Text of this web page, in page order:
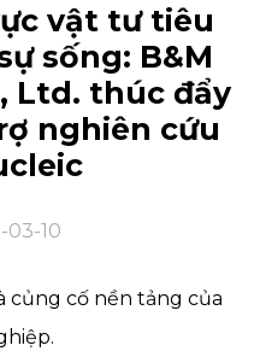
vật tư tiêu
sống: B&M
Ltd. thúc đẩy
nghiên cứu
03-10
củng cố nền tảng của